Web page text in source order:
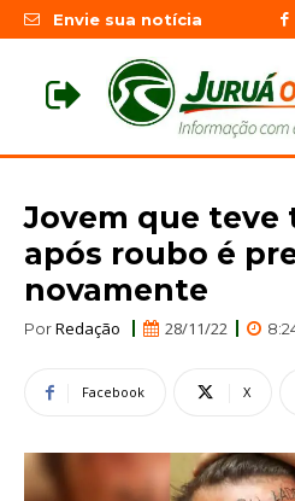
Envie sua notícia
Jovem que
após roubo é
novamente
PorRedação 28/11/22
Facebook X